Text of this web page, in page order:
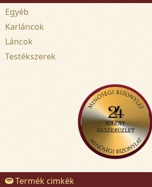
Egyéb
Karláncok
Láncok
Testékszerek
Termék cimkék